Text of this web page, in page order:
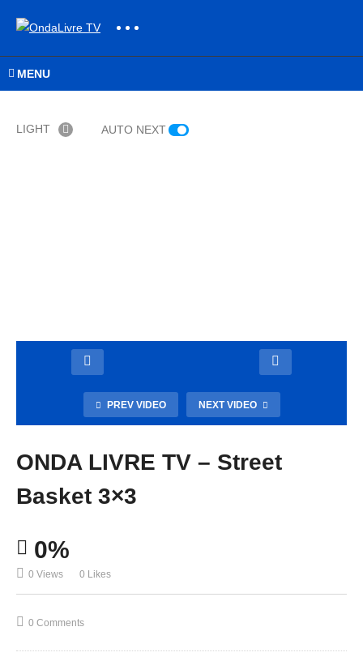
MENU
LIGHT AUTO NEXT
PREV VIDEO NEXT VIDEO
ONDA LIVRE TV – Street
Basket 3×3
0%
0 Views 0 Likes
0 Comments